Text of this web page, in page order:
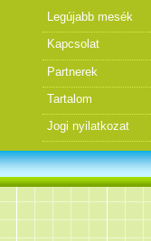
Legújabb mesék
Kapcsolat
Partnerek
Tartalom
Jogi nyilatkozat